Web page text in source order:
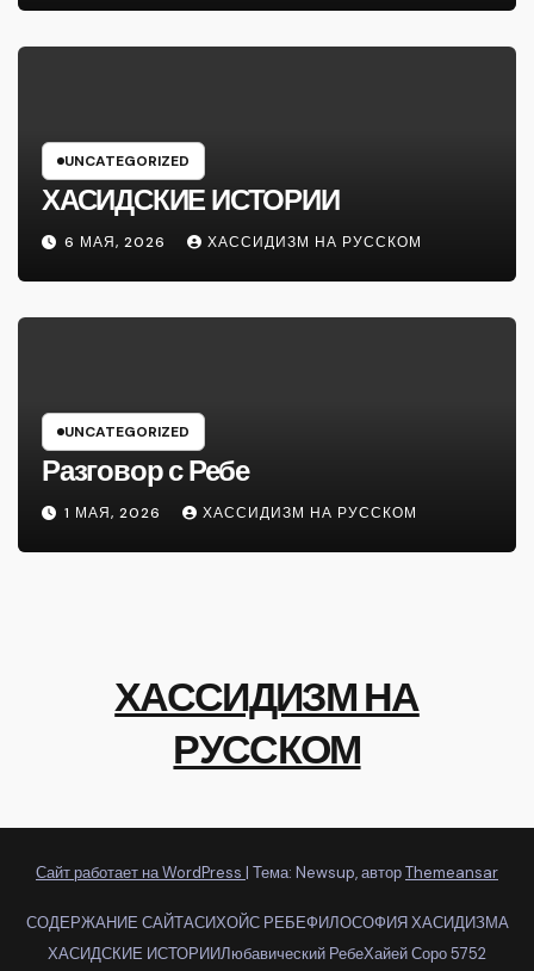
UNCATEGORIZED
ХАСИДСКИЕ ИСТОРИИ
6 МАЯ, 2026 ХАССИДИЗМ НА РУССКОМ
UNCATEGORIZED
Разговор с Ребе
1 МАЯ, 2026 ХАССИДИЗМ НА РУССКОМ
ХАССИДИЗМ НА
РУССКОМ
Сайт работает на WordPress | Тема: Newsup, авторThemeansar
СОДЕРЖАНИЕ САЙТАСИХОЙС РЕБЕФИЛОСОФИЯ ХАСИДИЗМА
ХАСИДСКИЕ ИСТОРИИЛюбавический РебеХайей Соро 5752